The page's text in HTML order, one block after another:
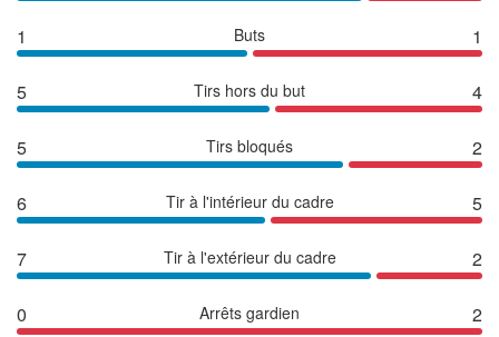
1 Buts 1
5 Tirs hors du but 4
5 Tirs bloqués 2
6 Tir à l'intérieur du cadre 5
7 Tir à l'extérieur du cadre 2
0 Arrêts gardien 2